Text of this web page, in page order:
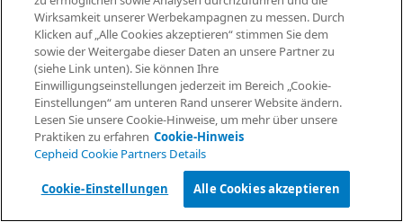
GeneXpert®
Systemfamilie
Alle Systeme sind in Konfigurationen mit 4, 16,
Wirksamkeit unserer Werbekampagnen zu messen. Durch
Klicken auf „Alle Cookies akzeptieren“ stimmen Sie dem
sowie der Weitergabe dieser Daten an unsere Partner zu
(siehe Link unten). Sie können Ihre
Einwilligungseinstellungen jederzeit im Bereich „Cookie-
Einstellungen“ am unteren Rand unserer Website ändern.
Lesen Sie unsere Cookie-Hinweise, um mehr über unsere
Praktiken zu erfahren Cookie-Hinweis
Cepheid Cookie Partners Details
Cookie-Einstellungen Alle Cookies akzeptieren